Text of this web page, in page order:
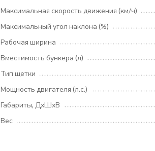
Максимальная скорость движения (км/ч)
Максимальный угол наклона (%)
Рабочая ширина
Вместимость бункера (л)
Тип щетки
Мощность двигателя (л.с.)
Габариты, ДхШхВ
Вес